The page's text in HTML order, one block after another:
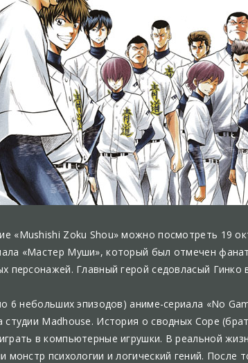
«Mushishi Zoku Shou» можно посмотреть 19
«Мастер Муши», который был отмечен
персонажей. Главный герой седовласый
6 небольших эпизодов) аниме-сериала «No
студии Madhouse. История о сводных Соре
в компьютерные игрушки. В реальной
монстр психологии и логический гений. После